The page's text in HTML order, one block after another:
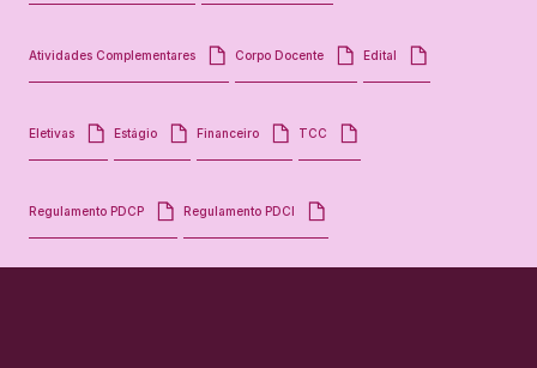
Atividades Complementares Corpo Docente Edital
Eletivas Estágio Financeiro TCC
Regulamento PDCP Regulamento PDCI